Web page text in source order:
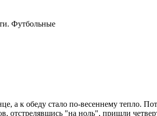
Футбольные
а к обеду стало по-весеннему тепло.
отстрелявшись "на ноль", пришли